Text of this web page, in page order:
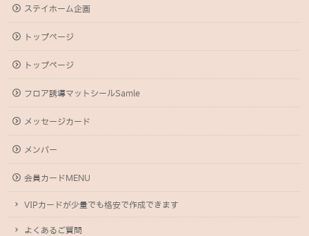
ステイホーム企画
トップページ
トップページ
フロア誘導マットシールSamle
メッセージカード
メンバー
会員カードMENU
VIPカードが少量でも格安で作成できます
よくあるご質問